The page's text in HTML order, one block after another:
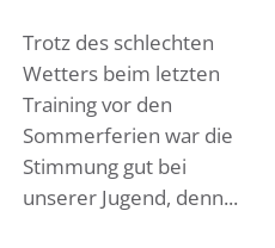
Trotz des schlechten
Wetters beim letzten
Training vor den
Sommerferien war die
Stimmung gut bei
unserer Jugend, denn...